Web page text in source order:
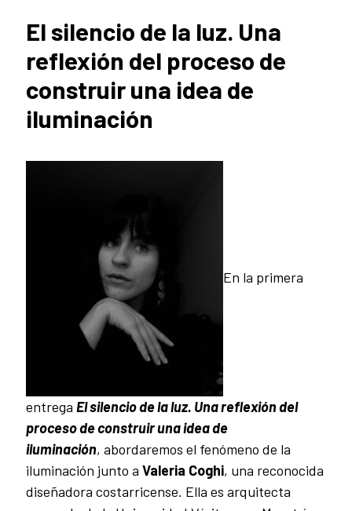
El silencio de la luz. Una
reflexión del proceso de
construir una idea de
iluminación
En la primera
entrega El silencio de la luz. Una reflexión del
proceso de construir una idea de
iluminación, abordaremos el fenómeno de la
iluminación junto a Valeria Coghi, una reconocida
diseñadora costarricense. Ella es arquitecta